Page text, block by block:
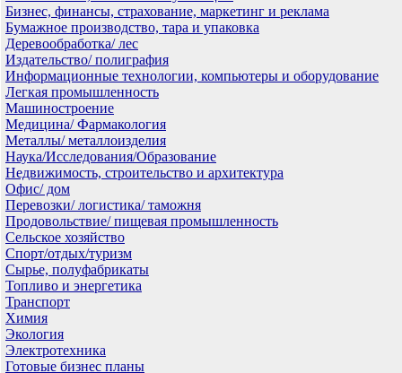
Бизнес, финансы, страхование, маркетинг и реклама
Бумажное производство, тара и упаковка
Деревообработка/ лес
Издательство/ полиграфия
Информационные технологии, компьютеры и оборудование
Легкая промышленность
Машиностроение
Медицина/ Фармакология
Металлы/ металлоизделия
Наука/Исследования/Образование
Недвижимость, строительство и архитектура
Офис/ дом
Перевозки/ логистика/ таможня
Продовольствие/ пищевая промышленность
Сельское хозяйство
Спорт/отдых/туризм
Сырье, полуфабрикаты
Топливо и энергетика
Транспорт
Химия
Экология
Электротехника
Готовые бизнес планы